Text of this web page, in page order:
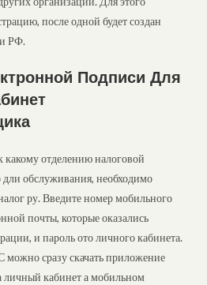
после одной будет создан
РФ.
Подписи Для
какому отделению налоговой
дли обслуживания, необходимо
ру. Введите номер мобильного
почты, которые оказались
и пароль ото личного кабинета.
сразу скачать приложение
личный кабинет а мобильном